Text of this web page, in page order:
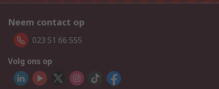
Neem contact op
023 51 66 555
Volg ons op